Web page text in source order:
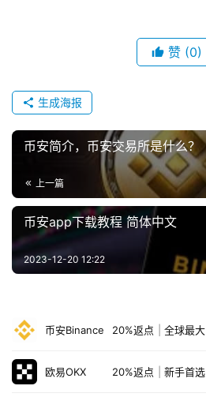
赞 (0)
生成海报
币安简介，币安交易所是什么？
上一篇
币安app下载教程 简体中文
2023-12-20 12:22
币安Binance 20%返点 全球最大
欧易OKX 20%返点 新手首选